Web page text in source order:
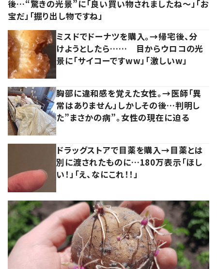
後…“驚きの光景”に「良い買い物されましたね～」「お
宝だ」「掘り出し物ですね」
ミスドでドーナツを購入。→帰宅後、分
けようとしたら…… 目からウロコの光
景に「サイコーですww」「激しいw」
胸部に違和感を覚えた女性。→医師「異
常はありません」しかしその後…判明し
た”まさかの病”。女性の現在に迫る
ドラッグストアで目薬を購入→目薬とは
別に渡されたものに…180万表示「ほし
い！」「え、なにこれ！！」